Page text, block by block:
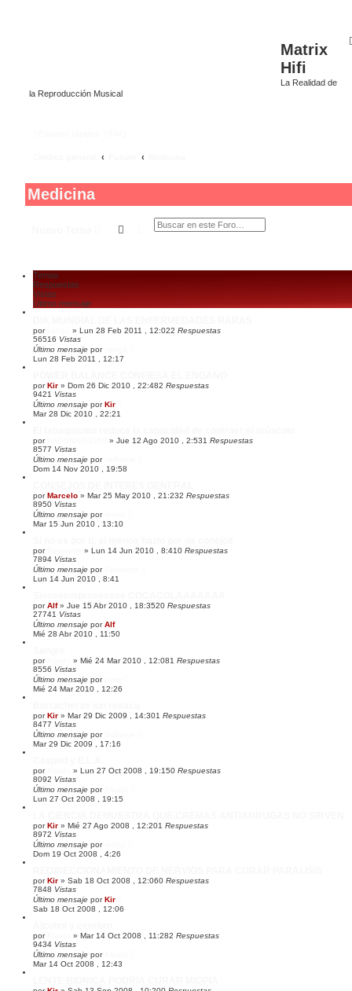
Matrix
Hifi
La Realidad de
la Reproducción Musical
Medicina
BuscarBúsqueda avanzada
Temas
Respuestas
Vistas
Último mensaje
por » Lun 28 Feb 2011 , 12:022 Respuestas
56516 Vistas
Último mensaje por
Lun 28 Feb 2011 , 12:17
porKir » Dom 26 Dic 2010 , 22:482 Respuestas
9421 Vistas
Último mensaje porKir
Mar 28 Dic 2010 , 22:21
por » Jue 12 Ago 2010 , 2:531 Respuestas
8577 Vistas
Último mensaje por
Dom 14 Nov 2010 , 19:58
porMarcelo » Mar 25 May 2010 , 21:232 Respuestas
8950 Vistas
Último mensaje por
Mar 15 Jun 2010 , 13:10
por » Lun 14 Jun 2010 , 8:410 Respuestas
7894 Vistas
Último mensaje por
Lun 14 Jun 2010 , 8:41
porAlf» Jue 15 Abr 2010 , 18:3520 Respuestas
27741 Vistas
Último mensaje porAlf
Mié 28 Abr 2010 , 11:50
por » Mié 24 Mar 2010 , 12:081 Respuestas
8556 Vistas
Último mensaje por
Mié 24 Mar 2010 , 12:26
porKir » Mar 29 Dic 2009 , 14:301 Respuestas
8477 Vistas
Último mensaje por
Mar 29 Dic 2009 , 17:16
por » Lun 27 Oct 2008 , 19:150 Respuestas
8092 Vistas
Último mensaje por
Lun 27 Oct 2008 , 19:15
porKir » Mié 27 Ago 2008 , 12:201 Respuestas
8972 Vistas
Último mensaje por
Dom 19 Oct 2008 , 4:26
porKir » Sab 18 Oct 2008 , 12:060 Respuestas
7848 Vistas
Último mensaje porKir
Sab 18 Oct 2008 , 12:06
por » Mar 14 Oct 2008 , 11:282 Respuestas
9434 Vistas
Último mensaje por
Mar 14 Oct 2008 , 12:43